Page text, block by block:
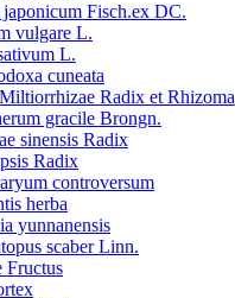
Fisch.ex DC.
vulgare L.
L.
cuneata
Radix et Rhizoma
gracile Brongn.
sinensis Radix
Radix
controversum
herba
yunnanensis
scaber Linn.
Fructus